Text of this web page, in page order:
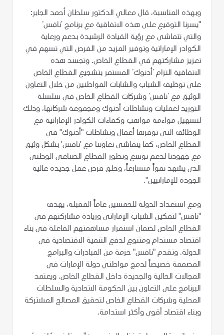
وبهذه المناسبة، قال معالي الدكتور سلطان أحمد الجابر:
"يسرنا التوقيع على هذه الاتفاقية مع برنامج ’نافس‘
والتي تتماشى مع رؤية القيادة الرشيدة بدعم ورعاية
الكوادر الإماراتية وتوفير المزيد من الفرص التي تسهم في
تعزيز مشاركتهم في القطاع الخاص. وتجسد هذه
الاتفاقية التزام ’أدنوك‘ المستمر بتشجيع القطاع الخاص
على توظيف الشباب والشابات المواطنين من خلال التعاون
الوثيق مع ’نافس‘ وشركات القطاع الخاص في سلسلة
التوريد لعمليات ونشاطات أدنوك ومجموعة شركاتها، وذلك
لتسهيل مواءمة مواهب وكفاءات الكوادر الإماراتية مع
الوظائف التي توفرها أعمال ونشاطات "أدنوك" في
القطاع الخاص، كما يتماشى تعاوننا مع 'نافس' بشكلٍ وثيق
مع جهودنا لدعم توسع وتطور القطاع الصناعي الوطني
الذي يشهد نمواً متسارعاً، وخلق فرص عمل جديدة عالية
الجودة للإماراتيين".
ومع استعداد الدولة للخمسين عاماً المقبلة، يهدف
"نافس" لتمكين الشباب الإماراتي وزيادة مشاركتهم في
القطاع الخاص لضمان استمرار مساهمتهم الفاعلة في بناء
اقتصاد مستدام ومتنوع لدفع التنمية الاقتصادية في
الدولة. وتقدم "نافس" حزمة من المبادرات والبرامج
المصممة خصيصاً لدمج مواطني دولة الإمارات في
المجالات الحالية والجديدة داخل القطاع الخاص. ويعتمد
البرنامج على التعاون بين الحكومة الاتحادية والسلطات
المحلية وشركات القطاع الخاص لتحقيق المصالح المشتركة
وبناء اقتصاد أقوى وأكثر استدامة.